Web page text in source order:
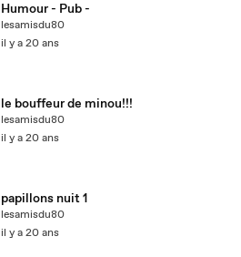
Humour - Pub -
lesamisdu80
il y a 20 ans
le bouffeur de minou!!!
lesamisdu80
il y a 20 ans
papillons nuit 1
lesamisdu80
il y a 20 ans